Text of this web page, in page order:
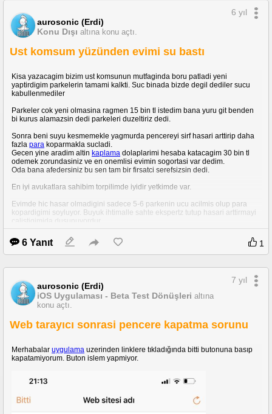
aurosonic (Erdi)
Konu Dışı altına konu açtı.
6 yıl
Ust komsum yüzünden evimi su bastı
Kisa yazacagim bizim ust komsunun mutfaginda boru patladi yeni
yaptirdigim parkelerin tamami kalkti. Suc binada bizde degil dediler sucu
kabullenmediler
Parkeler cok yeni olmasina ragmen 15 bin tl istedim bana yuru git benden
bi kurus alamazsin dedi parkeleri duzeltiriz dedi.
Sonra beni suyu kesmemekle yagmurda pencereyi sirf hasari arttirip daha
fazla para koparmakla sucladi.
Gecen yine aradim altin kaplama dolaplarimi hesaba katacagim 30 bin tl
odemek zorundasiniz ve en onemlisi evimin sogortasi var dedim.
Oda bana afedersiniz bu sen tam bir firsatci serefsizsin dedi.
En iyi avukatlara sahibim torpilimde iyidir yetkimde var.
Evimde hic hasar olmadigini sadece 5-6 parkenin ucu acilmis olup para
kopardigimi soyluyor. Buyuk ihtimalle sahte ekspertz tutup hasari arttirmayi
Duygusal davraniyorum 30 bin istedim hasarim nerden baksan 150 bin tl
vardir. Haberi aldiklari gibi geldiler yediler ictiler s olup gittiler.
6 Yanıt 1
aurosonic (Erdi)
iOS Uygulaması - Beta Test Dönüşleri altına
konu açtı.
7 yıl
Web tarayıcı sonrasi pencere kapatma sorunu
Merhabalar uygulama uzerinden linklere tıkladığında bitti butonuna basıp
kapatamiyorum. Buton islem yapmiyor.